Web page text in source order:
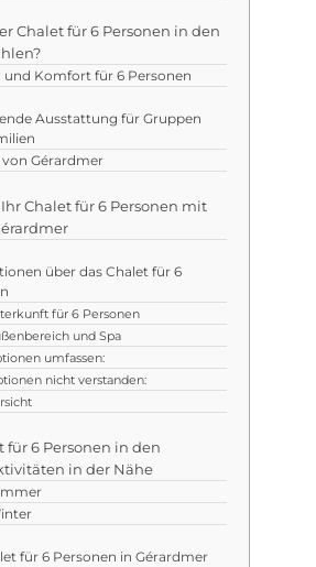
Chalet für 6 Personen in den
und Komfort für 6 Personen
Ausstattung für Gruppen
von Gérardmer
Chalet für 6 Personen mit
über das Chalet für 6
für 6 Personen
und Spa
umfassen:
nicht verstanden:
für 6 Personen in den
in der Nähe
für 6 Personen in Gérardmer